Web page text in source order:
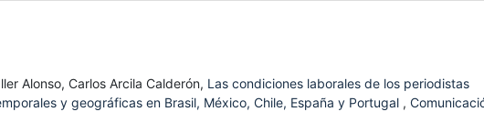
Alonso, Carlos Arcila Calderón, Las condiciones laborales de los periodistas
y geográficas en Brasil, México, Chile, España y Portugal ,